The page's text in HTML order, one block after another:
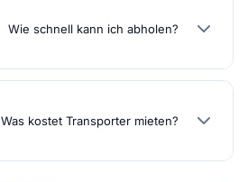
Wie schnell kann ich abholen?
Was kostet Transporter mieten?